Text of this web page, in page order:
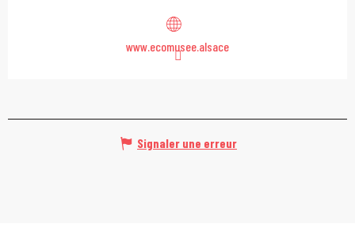
www.ecomusee.alsace
Signaler une erreur